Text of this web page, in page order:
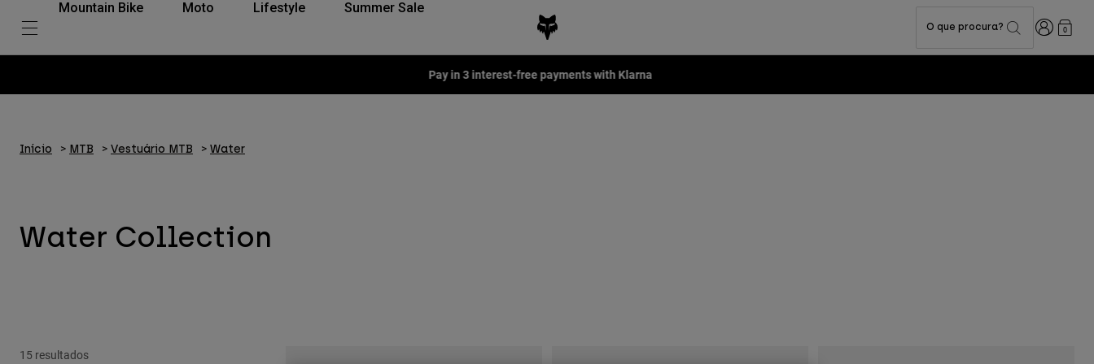
Mountain Bike Moto Lifestyle Summer Sale
O que procura? Iniciar0
Fox LAB Capsule Collection -Shop now
Início MTB Vestuário MTB Water
Water Collection
15 resultados